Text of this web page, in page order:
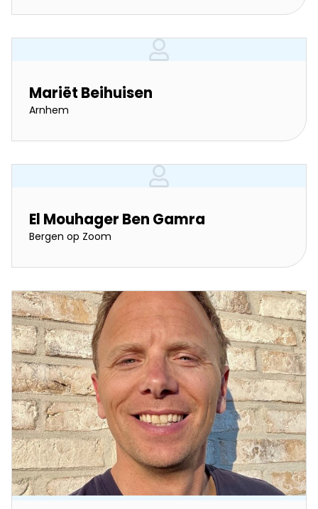
Mariët Beihuisen
Arnhem
El Mouhager Ben Gamra
Bergen op Zoom